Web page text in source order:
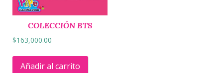
COLECCIÓN BTS
$163,000.00
Añadir al carrito